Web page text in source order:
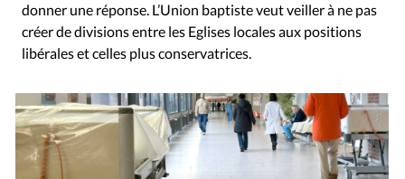
donner une réponse. L’Union baptiste veut veiller à ne pas
créer de divisions entre les Eglises locales aux positions
libérales et celles plus conservatrices.